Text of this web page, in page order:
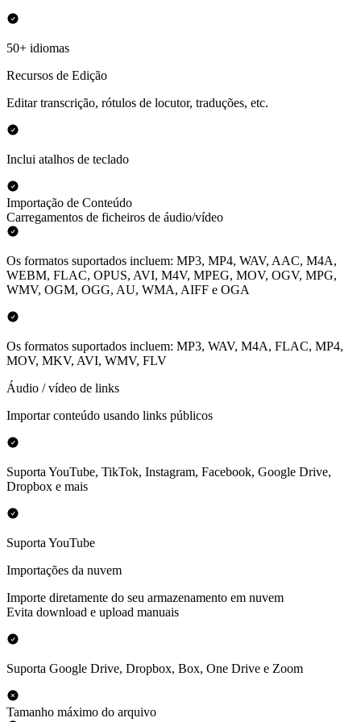
50+ idiomas
Recursos de Edição
Editar transcrição, rótulos de locutor, traduções, etc.
Inclui atalhos de teclado
Importação de Conteúdo
Carregamentos de ficheiros de áudio/vídeo
Os formatos suportados incluem: MP3, MP4, WAV, AAC, M4A,
WEBM, FLAC, OPUS, AVI, M4V, MPEG, MOV, OGV, MPG,
WMV, OGM, OGG, AU, WMA, AIFF e OGA
Os formatos suportados incluem: MP3, WAV, M4A, FLAC, MP4,
MOV, MKV, AVI, WMV, FLV
Áudio / vídeo de links
Importar conteúdo usando links públicos
Suporta YouTube, TikTok, Instagram, Facebook, Google Drive,
Dropbox e mais
Suporta YouTube
Importações da nuvem
Importe diretamente do seu armazenamento em nuvem
Evita download e upload manuais
Suporta Google Drive, Dropbox, Box, One Drive e Zoom
Tamanho máximo do arquivo